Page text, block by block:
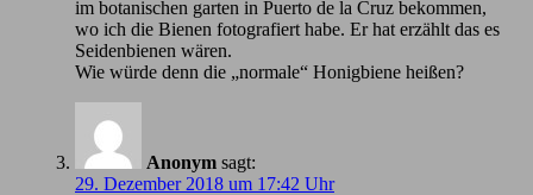
im botanischen garten in Puerto de la Cruz bekommen,
wo ich die Bienen fotografiert habe. Er hat erzählt das es
Seidenbienen wären.
Wie würde denn die „normale“ Honigbiene heißen?
Anonym sagt:
29. Dezember 2018 um 17:42 Uhr